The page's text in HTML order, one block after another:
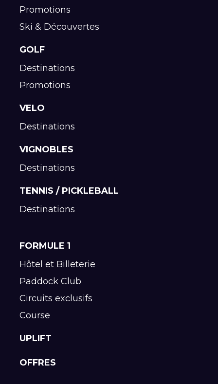
Promotions
Ski & Découvertes
GOLF
Destinations
Promotions
VELO
Destinations
VIGNOBLES
Destinations
TENNIS / PICKLEBALL
Destinations
FORMULE 1
Hôtel et Billeterie
Paddock Club
Circuits exclusifs
Course
UPLIFT
OFFRES